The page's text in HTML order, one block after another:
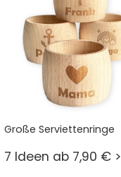
Große Serviettenringe
7 Ideen ab 7,90 € >